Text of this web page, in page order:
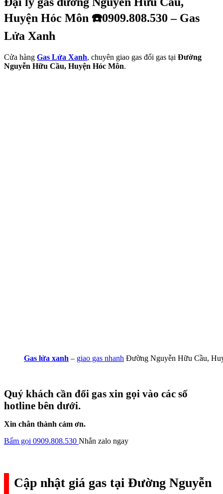
Huyện Hóc Môn ☎️0909.808.530 – Gas
Lửa Xanh
Cửa hàng Gas Lửa Xanh, chuyên giao gas đổi gas tại Đường
Nguyễn Hữu Cầu, Huyện Hóc Môn.
Gas lửa xanh – giao gas nhanh Đường Nguyễn Hữu Cầu,
Quý khách cần đổi gas xin gọi vào các số
hotline bên dưới.
Xin chân thành cảm ơn.
Bấm gọi 0909.808.530 Nhắn zalo ngay
Cập nhật giá gas tại Đường Nguyễn